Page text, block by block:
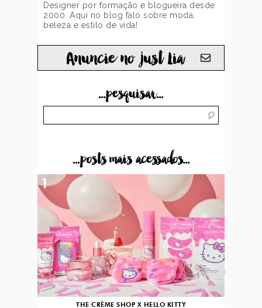
Designer por formação e blogueira desde
2000. Aqui no blog falo sobre moda,
beleza e estilo de vida!
Anuncie no just Lia
...pesquisar...
...posts mais acessados...
THE CRÈME SHOP X HELLO KITTY
1